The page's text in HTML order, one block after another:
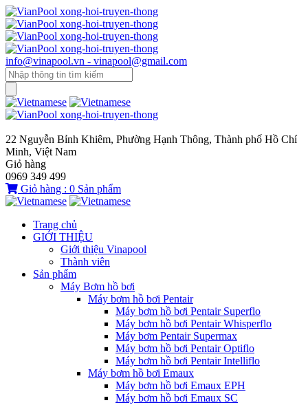
info@vinapool.vn - vinapool@gmail.com
22 Nguyễn Bỉnh Khiêm, Phường Hạnh Thông, Thành phố Hồ Chí
Minh, Việt Nam
Giỏ hàng
0969 349 499
Giỏ hàng : 0 Sản phẩm
Trang chủ
GIỚI THIỆU
Giới thiệu Vinapool
Thành viên
Sản phẩm
Máy Bơm hồ bơi
Máy bơm hồ bơi Pentair
Máy bơm hồ bơi Pentair Superflo
Máy bơm hồ bơi Pentair Whisperflo
Máy bơm Pentair Supermax
Máy bơm hồ bơi Pentair Optiflo
Máy bơm hồ bơi Pentair Intelliflo
Máy bơm hồ bơi Emaux
Máy bơm hồ bơi Emaux EPH
Máy bơm hồ bơi Emaux SC